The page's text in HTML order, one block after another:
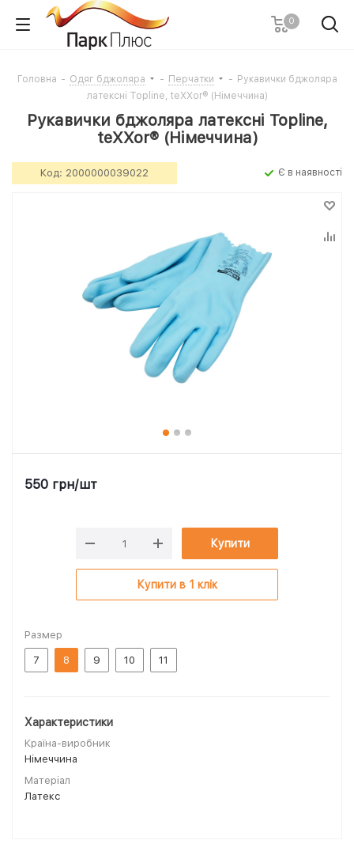
0
Головна - Одяг бджоляра - Перчатки - Рукавички бджоляра
латексні Topline, teXXor® (Німеччина)
Рукавички бджоляра латексні Topline,
teXXor® (Німеччина)
Код: 2000000039022 Є в наявності
Размер
7 8 9 10 11
Характеристики
Країна-виробник
Німеччина
Матеріал
Латекс
550 грн/шт
Купити
Купити в 1 клік